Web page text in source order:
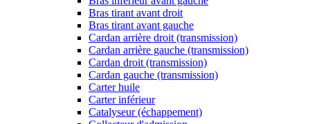
Bras tirant avant droit
Bras tirant avant gauche
Cardan arrière droit (transmission)
Cardan arrière gauche (transmission)
Cardan droit (transmission)
Cardan gauche (transmission)
Carter huile
Carter inférieur
Catalyseur (échappement)